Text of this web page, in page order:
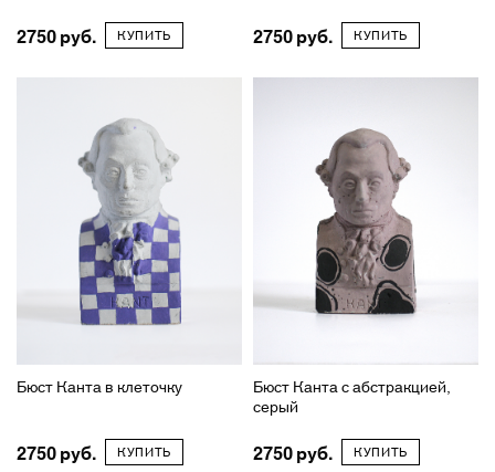
2750 КУПИТЬ 2750 КУПИТЬ
Бюст Канта в клеточку
2750 КУПИТЬ
Бюст Канта с абстракцией,
серый
2750 КУПИТЬ